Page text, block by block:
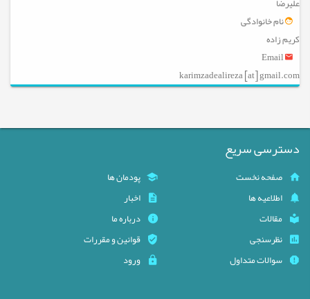
نام خانوادگی
کریم زاده
karimzadealireza [at] gmail.com
دسترسی سریع
صفحه نخست
پودمان ها
اطلاعیه ها
اخبار
مقالات
درباره ما
نظرسنجی
قوانین و مقررات
سوالات متداول
ورود